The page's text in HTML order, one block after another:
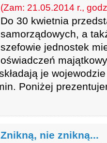
(Zam: 21.05.2014 r.,
Do 30 kwietnia
samorządowych, a
szefowie jednostek
oświadczeń
je
Poniżej
Znikną, nie znikną...